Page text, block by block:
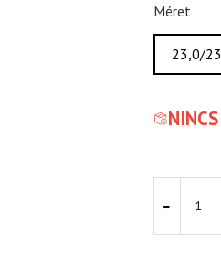
Méret
23,0/
ATOMIC